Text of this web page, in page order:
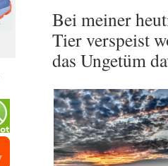
Bei meiner
Tier verspeist
das Ungetüm